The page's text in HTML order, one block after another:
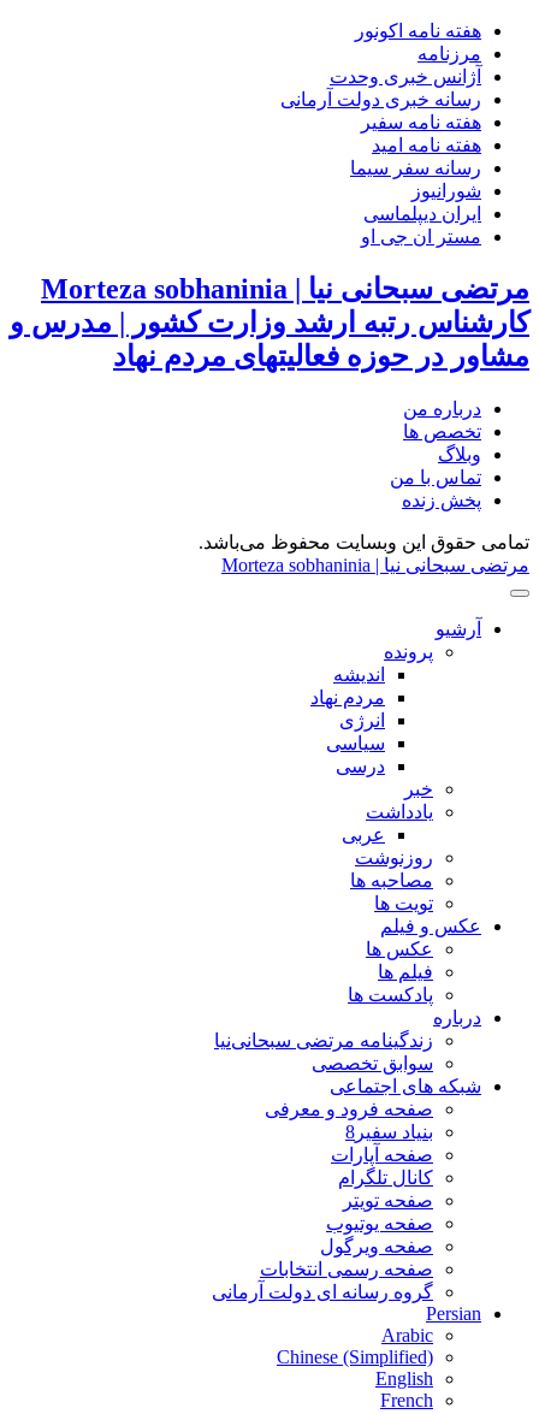
هفته نامه اکونور
مرزنامه
آژانس خبری وحدت
رسانه خبری دولت آرمانی
هفته نامه سفیر
هفته نامه امید
رسانه سفر سیما
شورانیوز
ایران دیپلماسی
مستر ان جی او
مرتضی سبحانی نیا | Morteza sobhaninia
کارشناس رتبه ارشد وزارت کشور | مدرس و
مشاور در حوزه فعالیتهای مردم نهاد
درباره من
تخصص ها
وبلاگ
تماس با من
پخش زنده
تمامی حقوق این وبسایت محفوظ می‌باشد.
مرتضی سبحانی نیا | Morteza sobhaninia
آرشیو
پرونده
اندیشه
مردم نهاد
انرژی
سیاسی
درسی
خبر
یادداشت
عربی
روزنوشت
مصاحبه ها
تویت ها
عکس و فیلم
عکس ها
فیلم ها
پادکست ها
درباره
زندگینامه مرتضی سبحانی‌نیا
سوابق تخصصی
شبکه های اجتماعی
صفحه فرود و معرفی
بنیاد سفیر8
صفحه آپارات
کانال تلگرام
صفحه تویتر
صفحه یوتیوب
صفحه ویرگول
صفحه رسمی انتخابات
گروه رسانه ای دولت آرمانی
Persian
Arabic
Chinese (Simplified)
English
French